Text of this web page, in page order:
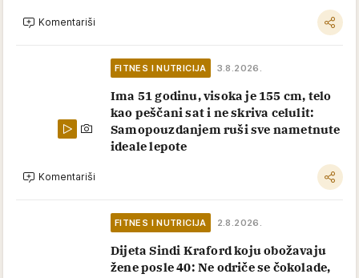
Komentariši
FITNES I NUTRICIJA 3.8.2026.
Ima 51 godinu, visoka je 155 cm, telo
kao peščani sat i ne skriva celulit:
Samopouzdanjem ruši sve nametnute
ideale lepote
Komentariši
FITNES I NUTRICIJA 2.8.2026.
Dijeta Sindi Kraford koju obožavaju
žene posle 40: Ne odriče se čokolade,